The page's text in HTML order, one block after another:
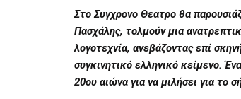
Στο Συγχρονο Θεατρο θα
Πασχάλης, τολμούν μια
λογοτεχνία, ανεβάζοντας επί
συγκινητικό ελληνικό κείμενο.
20ου αιώνα για να μιλήσει για το